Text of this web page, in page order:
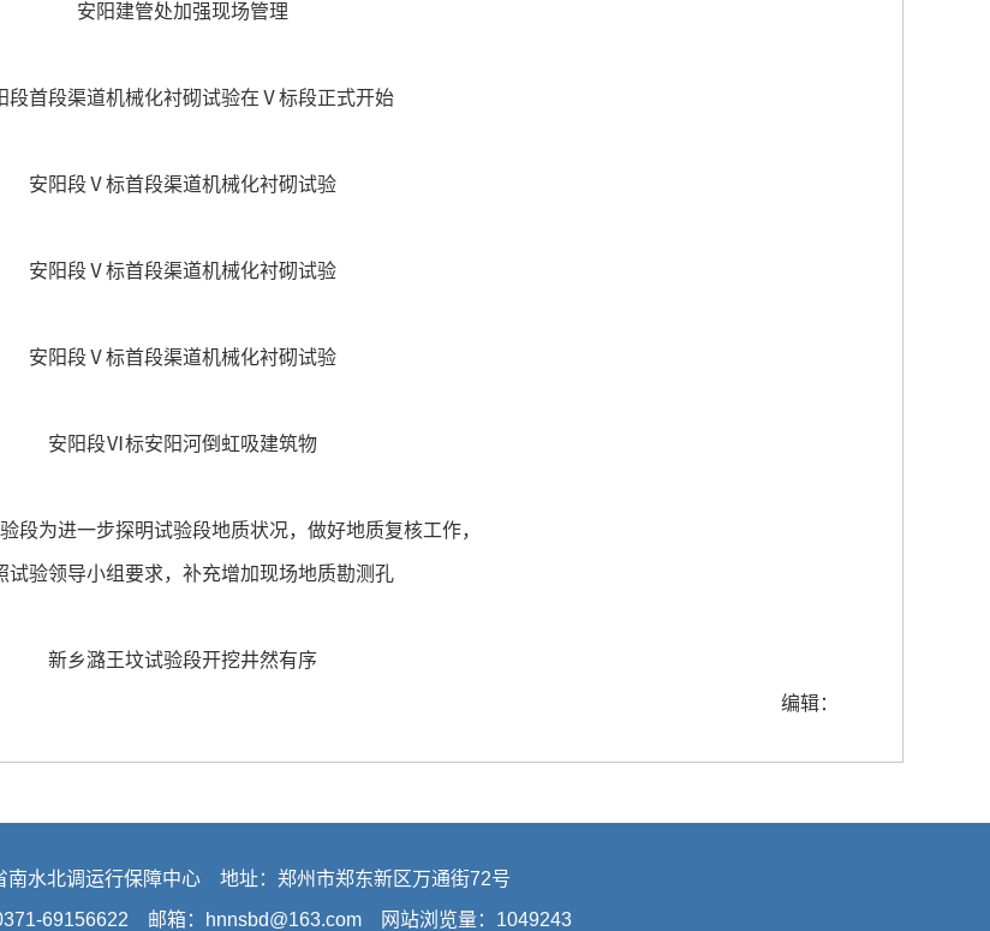
安阳建管处加强现场管理
段首段渠道机械化衬砌试验在Ⅴ标段正式开始
安阳段Ⅴ标首段渠道机械化衬砌试验
安阳段Ⅴ标首段渠道机械化衬砌试验
安阳段Ⅴ标首段渠道机械化衬砌试验
安阳段Ⅵ标安阳河倒虹吸建筑物
段为进一步探明试验段地质状况，做好地质复核工作，
试验领导小组要求，补充增加现场地质勘测孔
新乡潞王坟试验段开挖井然有序
编辑：
南水北调运行保障中心 地址：郑州市郑东新区万通街72号
69156622 邮箱：hnnsbd@163.com 网站浏览量： 1049243